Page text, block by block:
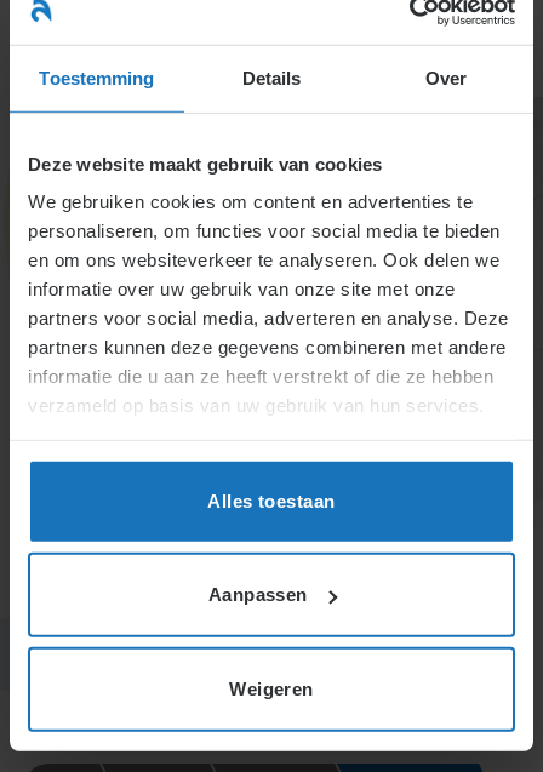
Toestemming Details Over
Deze website maakt gebruik van cookies
We gebruiken cookies om content en advertenties te
personaliseren, om functies voor social media te bieden
en om ons websiteverkeer te analyseren. Ook delen we
informatie over uw gebruik van onze site met onze
partners voor social media, adverteren en analyse. Deze
partners kunnen deze gegevens combineren met andere
informatie die u aan ze heeft verstrekt of die ze hebben
verzameld op basis van uw gebruik van hun services.
Alles toestaan
Aanpassen
Weigeren
naar
inhoud
5.1.5. Adviesrecht
ondernemingsraad
De ondernemingsraad adviseert over uiteenlopende
ondernemer kunnen worden aangevochten.